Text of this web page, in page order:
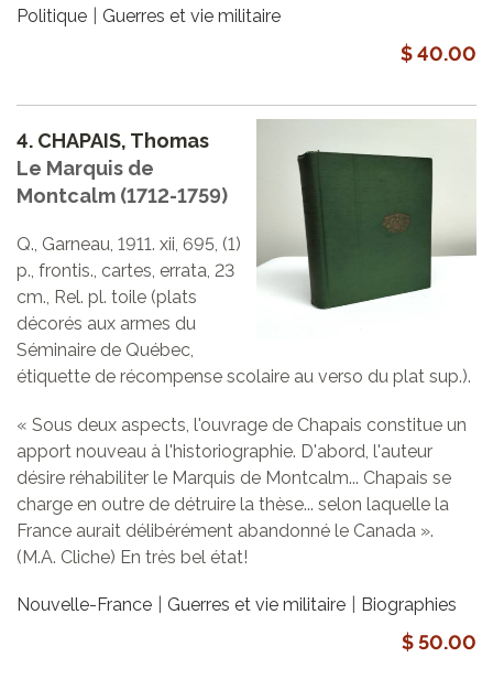
Politique Guerres et vie militaire
$ 40.00
4. CHAPAIS, Thomas
Le Marquis de
Montcalm (1712-1759)
Q., Garneau, 1911. xii, 695, (1)
p., frontis., cartes, errata, 23
cm., Rel. pl. toile (plats
décorés aux armes du
Séminaire de Québec,
étiquette de récompense scolaire au verso du plat sup.).
« Sous deux aspects, l'ouvrage de Chapais constitue un
apport nouveau à l'historiographie. D'abord, l'auteur
désire réhabiliter le Marquis de Montcalm... Chapais se
charge en outre de détruire la thèse... selon laquelle la
France aurait délibérément abandonné le Canada ».
(M.A. Cliche) En très bel état!
Nouvelle-France Guerres et vie militaire Biographies
$ 50.00